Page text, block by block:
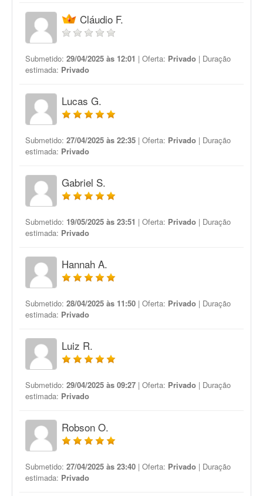
Cláudio F.
Submetido: 29/04/2025 às 12:01 | Oferta: Privado | Duração
estimada: Privado
Lucas G.
Submetido: 27/04/2025 às 22:35 | Oferta: Privado | Duração
estimada: Privado
Gabriel S.
Submetido: 19/05/2025 às 23:51 | Oferta: Privado | Duração
estimada: Privado
Hannah A.
Submetido: 28/04/2025 às 11:50 | Oferta: Privado | Duração
estimada: Privado
Luiz R.
Submetido: 29/04/2025 às 09:27 | Oferta: Privado | Duração
estimada: Privado
Robson O.
Submetido: 27/04/2025 às 23:40 | Oferta: Privado | Duração
estimada: Privado